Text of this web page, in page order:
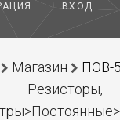
ВХОД
Магазин
ПЭВ-
Резисторы,